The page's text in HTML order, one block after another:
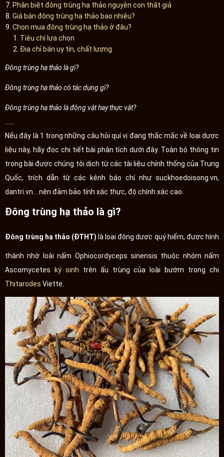
Phân biệt đông trùng hạ thảo nguyên con thật giả
Giá bán đông trùng hạ thảo bao nhiêu?
Chọn mua đông trùng hạ thảo ở đâu?
Tiêu chí lựa chọn
Địa chỉ bán uy tín, chất lượng
Đông trùng hạ thảo là gì?
Đông trùng hạ thảo có tác dụng gì?
Đông trùng hạ thảo là động vật hay thực vật?
Nếu đây là 1 trong những câu hỏi quí vị đang thắc mắc về loại dược
liệu này, hãy đọc chi tiết bài phân tích dưới đây. Toàn bộ thông tin
trong bài được chúng tôi dịch từ các tài liệu chính thống của Trung
Quốc, trích dẫn từ các kênh báo chí như suckhoedoisong.vn,
dantri.vn... nên đảm bảo tính xác thực, độ chính xác cao.
Đông trùng hạ thảo là gì?
Đông trùng hạ thảo (ĐTHT) là loại đông dược quý hiếm, được hình
thành nhờ loài nấm Ophiocordyceps sinensis thuộc nhóm nấm
Ascomycetes
ký sinh trên ấu trùng của loài bướm trong chi
Thitarodes Viette.